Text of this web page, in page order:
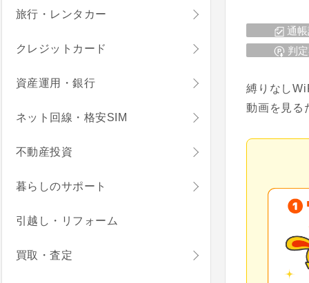
通
判
縛りなし
動画を見る
旅行・レンタカー
クレジットカード
資産運用・銀行
ネット回線・格安SIM
不動産投資
暮らしのサポート
引越し・リフォーム
買取・査定